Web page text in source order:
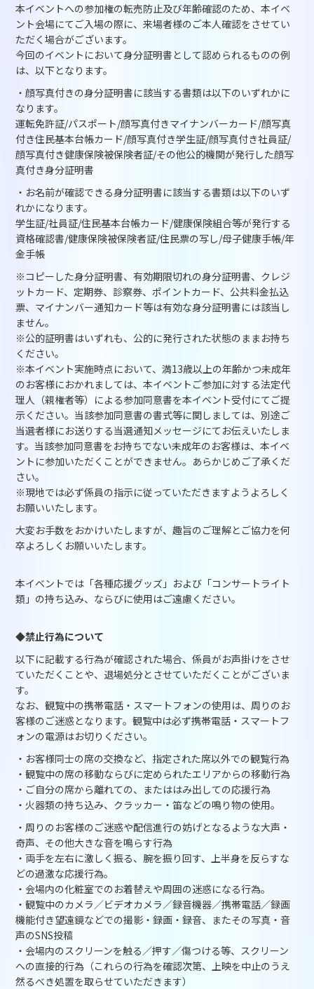
本イベントへの参加権の転売防止及び年齢確認のため、本イベ
ント会場にてご入場の際に、来場者様のご本人確認をさせてい
ただく場合がございます。
今回のイベントにおいて身分証明書として認められるものの例
は、以下となります。
・顔写真付きの身分証明書に該当する書類は以下のいずれかに
なります。
運転免許証/パスポート/顔写真付きマイナンバーカード/顔写真
付き住民基本台帳カード/顔写真付き学生証/顔写真付き社員証/
顔写真付き健康保険被保険者証/その他公的機関が発行した顔写
真付き身分証明書
・お名前が確認できる身分証明書に該当する書類は以下のいず
れかになります。
学生証/社員証/住民基本台帳カード/健康保険組合等が発行する
資格確認書/健康保険被保険者証/住民票の写し/母子健康手帳/年
金手帳
※コピーした身分証明書、有効期限切れの身分証明書、クレジ
ットカード、定期券、診察券、ポイントカード、公共料金払込
票、マイナンバー通知カード等は有効な身分証明書には該当し
ません。
※公的証明書はいずれも、公的に発行された状態のままお持ち
ください。
※本イベント実施時点において、満13歳以上の年齢かつ未成年
のお客様におかれましては、本イベントご参加に対する法定代
理人（親権者等）による参加同意書を本イベント受付にてご提
示ください。当該参加同意書の書式等に関しましては、別途ご
当選者様にお送りする当選通知メッセージにてお伝えいたしま
す。当該参加同意書をお持ちでない未成年のお客様は、本イベ
ントに参加いただくことができません。あらかじめご了承くだ
さい。
※現地では必ず係員の指示に従っていただきますようよろしく
お願いいたします。
大変お手数をおかけいたしますが、趣旨のご理解とご協力を何
卒よろしくお願いいたします。
本イベントでは「各種応援グッズ」および「コンサートライト
類」の持ち込み、ならびに使用はご遠慮ください。
◆禁止行為について
以下に記載する行為が確認された場合、係員がお声掛けをさせ
ていただくことや、退場処分とさせていただくことがございま
す。
なお、観覧中の携帯電話・スマートフォンの使用は、周りのお
客様のご迷惑となります。観覧中は必ず携帯電話・スマートフ
ォンの電源はお切りください。
・お客様同士の席の交換など、指定された席以外での観覧行為
・観覧中の席の移動ならびに定められたエリアからの移動行為
・ご自分の席から離れての、またははみ出しての応援行為
・火器類の持ち込み、クラッカー・笛などの鳴り物の使用。
・周りのお客様のご迷惑や配信進行の妨げとなるような大声・
奇声、その他大きな音を鳴らす行為
・両手を左右に激しく振る、腕を振り回す、上半身を反らすな
どの過激な応援行為。
・会場内の化粧室でのお着替えや周囲の迷惑になる行為。
・観覧中のカメラ／ビデオカメラ／録音機器／携帯電話／録画
機能付き望遠鏡などでの撮影・録画・録音、またその写真・音
声のSNS投稿
・会場内のスクリーンを触る／押す／傷つける等、スクリーン
への直接的行為（これらの行為を確認次第、上映を中止のうえ
然るべき処置を取らせていただきます）